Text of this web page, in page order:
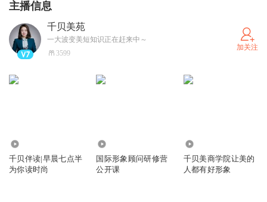
主播信息
千贝美苑
一大波变美短知识正在赶来中～
3599
加关注
千贝伴读|早晨七点半
为你读时尚
国际形象顾问研修营
公开课
千贝美商学院让美的
人都有好形象